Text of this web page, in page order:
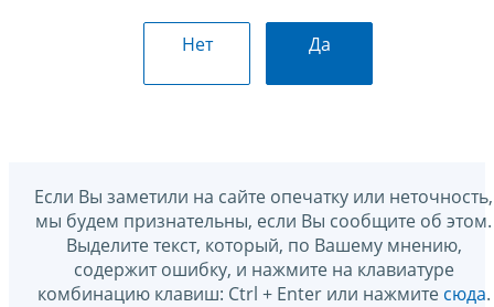
Нет Да
Если Вы заметили на сайте опечатку или неточность,
мы будем признательны, если Вы сообщите об этом.
Выделите текст, который, по Вашему мнению,
содержит ошибку, и нажмите на клавиатуре
комбинацию клавиш: Ctrl + Enter или нажмите сюда.